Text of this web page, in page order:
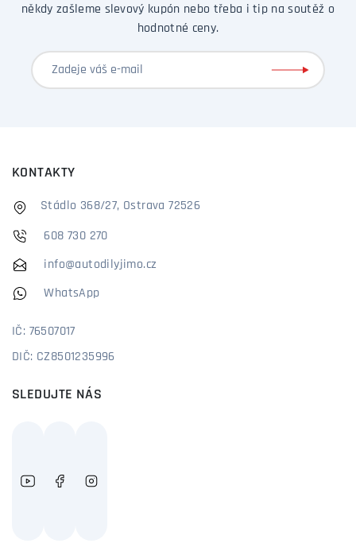
někdy zašleme slevový kupón nebo třeba i tip na soutěž o
hodnotné ceny.
KONTAKTY
Stádlo 368/27, Ostrava 72526
608 730 270
info@autodilyjimo.cz
WhatsApp
IČ: 76507017
DIČ: CZ8501235996
SLEDUJTE NÁS